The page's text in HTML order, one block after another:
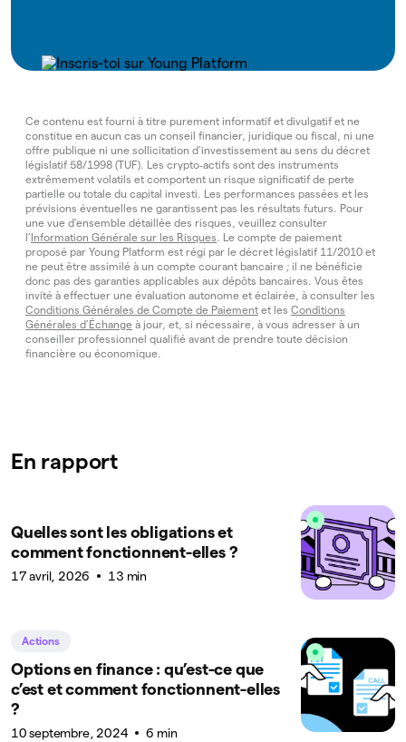
Ce contenu est fourni à titre purement informatif et divulgatif et ne
constitue en aucun cas un conseil financier, juridique ou fiscal, ni une
offre publique ni une sollicitation d’investissement au sens du décret
législatif 58/1998 (TUF). Les crypto‑actifs sont des instruments
extrêmement volatils et comportent un risque significatif de perte
partielle ou totale du capital investi. Les performances passées et les
prévisions éventuelles ne garantissent pas les résultats futurs. Pour
une vue d’ensemble détaillée des risques, veuillez consulter
l’ Information Générale sur les Risques. Le compte de paiement
proposé par Young Platform est régi par le décret législatif 11/2010 et
ne peut être assimilé à un compte courant bancaire ; il ne bénéficie
donc pas des garanties applicables aux dépôts bancaires. Vous êtes
invité à effectuer une évaluation autonome et éclairée, à consulter les
Conditions Générales de Compte de Paiement et les Conditions
Générales d’Échange à jour, et, si nécessaire, à vous adresser à un
conseiller professionnel qualifié avant de prendre toute décision
financière ou économique.
En rapport
Quelles sont les obligations et
comment fonctionnent-elles ?
17 avril, 2026 13 min
Actions
Options en finance : qu’est-ce que
c’est et comment fonctionnent-elles
?
10 septembre, 2024 6 min